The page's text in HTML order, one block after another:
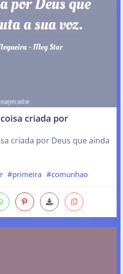
criada por
criada por Deus que ainda
#primeira #comunhao